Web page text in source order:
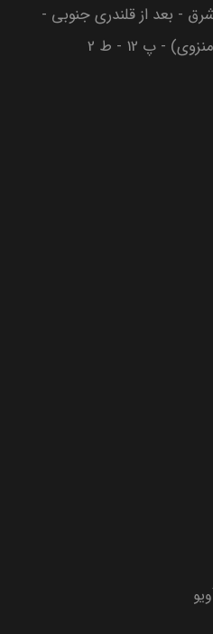
- بعد از قلندری جنوبی -
- پ 12 - ط 2